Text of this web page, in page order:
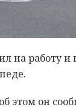
на работу и
этом он